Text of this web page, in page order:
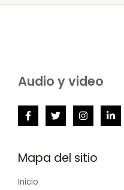
Audio y video
Mapa del sitio
Inicio